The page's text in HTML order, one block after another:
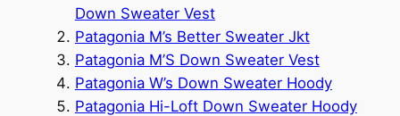
Down Sweater Vest
Patagonia M’s Better Sweater Jkt
Patagonia M’S Down Sweater Vest
Patagonia W’s Down Sweater Hoody
Patagonia Hi-Loft Down Sweater Hoody